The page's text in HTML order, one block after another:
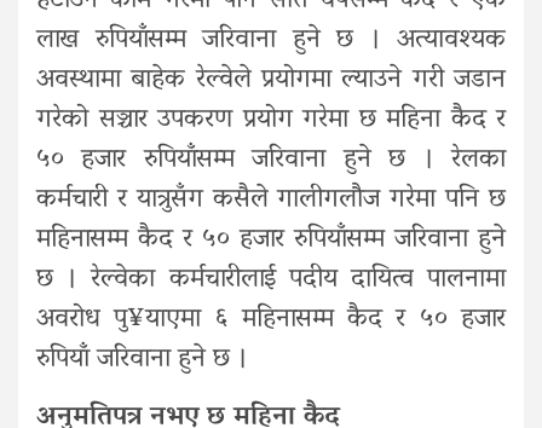
लाख रुपियाँसम्म जरिवाना हुने छ । अत्यावश्यक
अवस्थामा बाहेक रेल्वेले प्रयोगमा ल्याउने गरी जडान
गरेको सञ्चार उपकरण प्रयोग गरेमा छ महिना कैद र
५० हजार रुपियाँसम्म जरिवाना हुने छ । रेलका
कर्मचारी र यात्रुसँग कसैले गालीगलौज गरेमा पनि छ
महिनासम्म कैद र ५० हजार रुपियाँसम्म जरिवाना हुने
छ । रेल्वेका कर्मचारीलाई पदीय दायित्व पालनामा
अवरोध पु¥याएमा ६ महिनासम्म कैद र ५० हजार
रुपियाँ जरिवाना हुने छ ।
अनुमतिपत्र नभएछ महिना कैद